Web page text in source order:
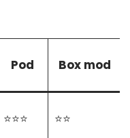
Pod Box mod
⭐⭐⭐ ⭐⭐